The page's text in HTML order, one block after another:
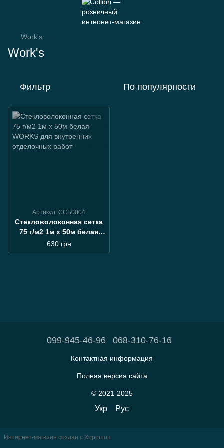
Work's
Work's
Фильтр По популярности
Артикул: ССБ0004
Стекловолоконная сетка
75 г/м2 1м х 50м белая
WORKS для внутренних
отделочных работ
630 грн
099-945-46-96 068-310-76-16
Контактная информация
Полная версия сайта
© 2021-2025
Укр Рус
Интернет-магазин создан с Хорошоп